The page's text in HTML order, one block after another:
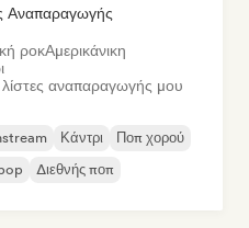
Αναπαραγωγής
ροκΑμερικάνικη
αναπαραγωγής μου
Κάντρι
Ποπ χορού
Διεθνής ποπ